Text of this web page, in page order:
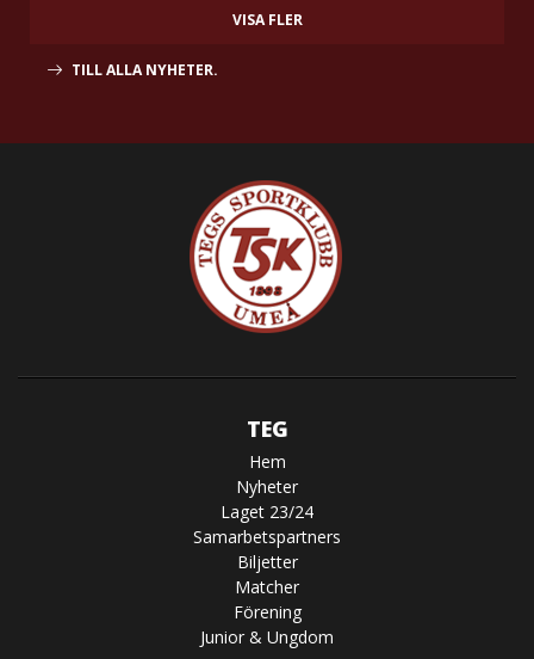
VISA FLER
TILL ALLA NYHETER.
TEG
Hem
Nyheter
Laget 23/24
Samarbetspartners
Biljetter
Matcher
Förening
Junior & Ungdom